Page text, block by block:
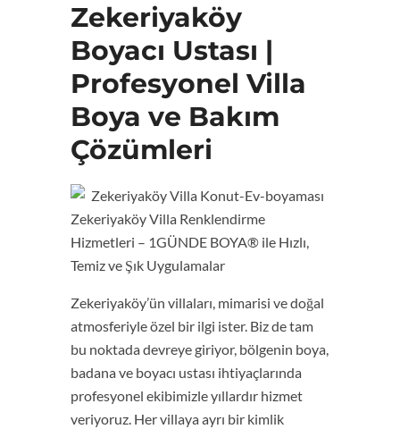
Zekeriyaköy
Boyacı Ustası |
Profesyonel Villa
Boya ve Bakım
Çözümleri
Zekeriyaköy Villa Renklendirme
Hizmetleri – 1GÜNDE BOYA® ile Hızlı,
Temiz ve Şık Uygulamalar
Zekeriyaköy’ün villaları, mimarisi ve doğal
atmosferiyle özel bir ilgi ister. Biz de tam
bu noktada devreye giriyor, bölgenin boya,
badana ve boyacı ustası ihtiyaçlarında
profesyonel ekibimizle yıllardır hizmet
veriyoruz. Her villaya ayrı bir kimlik